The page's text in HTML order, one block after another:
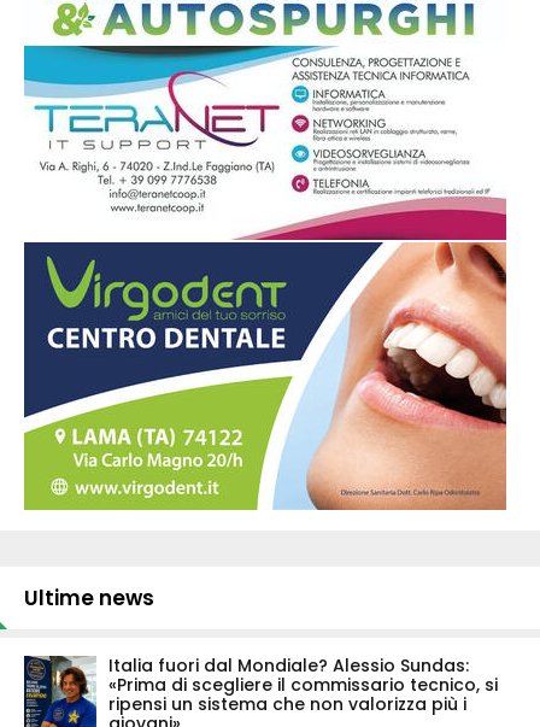
Ultime news
Italia fuori dal Mondiale? Alessio Sundas:
«Prima di scegliere il commissario tecnico, si
ripensi un sistema che non valorizza più i